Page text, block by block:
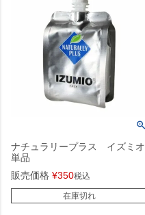
ナチュラリープラス イズミオ
単品
販売価格 ¥350税込
在庫切れ